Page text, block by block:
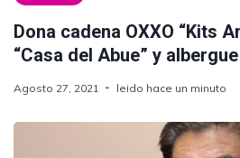
Dona cadena OXXO “Kits
“Casa del Abue” y
Agosto 27, 2021 leido hace un minuto